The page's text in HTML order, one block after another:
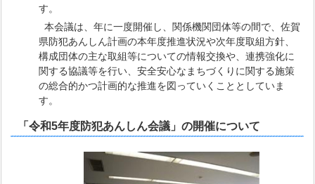
す。
本会議は、年に一度開催し、関係機関団体等の間で、佐賀
県防犯あんしん計画の本年度推進状況や次年度取組方針、
構成団体の主な取組等についての情報交換や、連携強化に
関する協議等を行い、安全安心なまちづくりに関する施策
の総合的かつ計画的な推進を図っていくこととしていま
す。
「令和5年度防犯あんしん会議」の開催について